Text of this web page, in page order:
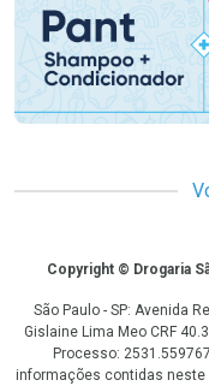
CopyrightCopyright © Drogaria
São Paulo - SP: Avenida
Gislaine Lima Meo CRF
Processo:
informações contidas